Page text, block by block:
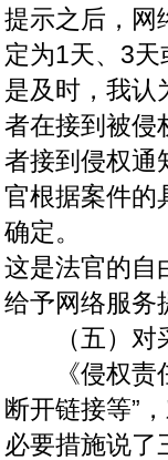
提示之后，网
定为1天、3
是及时，我认
者在接到被侵
者接到侵权通
官根据案件的
确定。
这是法官的自
给予网络服务
（五）对采
《侵权责任
断开链接等”
必要措施说了